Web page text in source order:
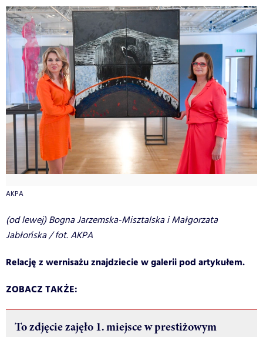
AKPA
(od lewej) Bogna Jarzemska-Misztalska i Małgorzata
Jabłońska / fot. AKPA
Relację z wernisażu znajdziecie w galerii pod artykułem.
ZOBACZ TAKŻE:
To zdjęcie zajęło 1. miejsce w prestiżowym